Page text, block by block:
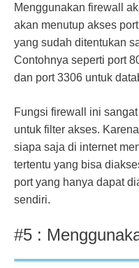
Menggunakan firewall
akan menutup akses
yang sudah ditentukan
Contohnya seperti port
dan port 3306 untuk
Fungsi firewall ini
untuk filter akses.
siapa saja di internet
tertentu yang bisa
port yang hanya dapat
sendiri.
#5 :